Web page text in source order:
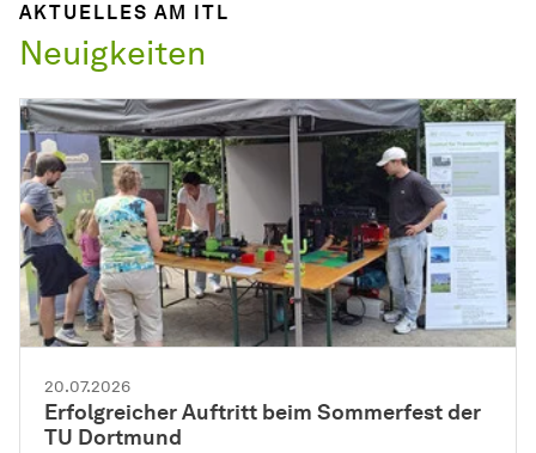
AKTUELLES AM ITL
Neuigkeiten
20.07.2026
Erfolgreicher Auftritt beim Sommerfest der
TU Dortmund